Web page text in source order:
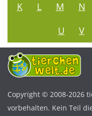
K
L M N
U
V
Copyright © 2008-2026
vorbehalten. Kein Teil